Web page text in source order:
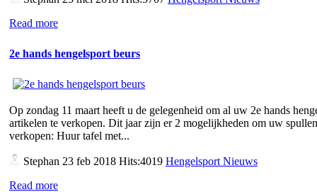
Read more
2e hands hengelsport beurs
Op zondag 11 maart heeft u de gelegenheid om al uw 2e hands
artikelen te verkopen. Dit jaar zijn er 2 mogelijkheden om uw
verkopen: Huur tafel met...
Stephan 23 feb 2018 Hits:4019 Hengelsport Nieuws
Read more